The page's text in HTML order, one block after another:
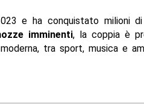
e ha conquistato milioni
imminenti, la coppia è
tra sport, musica e